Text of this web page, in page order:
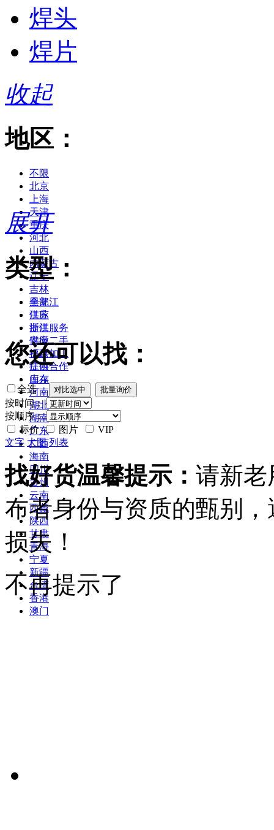
焊头
焊片
收起
地区：
不限
北京
上海
天津
重庆
河北
山西
内蒙古
辽宁
吉林
黑龙江
江苏
浙江
安徽
福建
江西
山东
河南
湖北
湖南
广东
广西
海南
四川
贵州
云南
西藏
陕西
甘肃
青海
宁夏
新疆
台湾
香港
澳门
展开
类型：
全部
供应
提供服务
供应二手
提供加工
提供合作
库存
您还可以找：
全选
按时间：
按顺序：
标价
图片
VIP
文字 大图 列表
找好货温馨提示： 请新老
布者身份与资质的甄别
损失！
不再提示了